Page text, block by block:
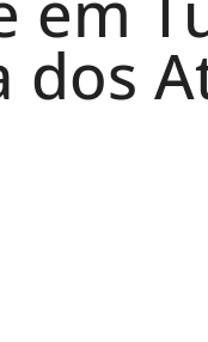
dos